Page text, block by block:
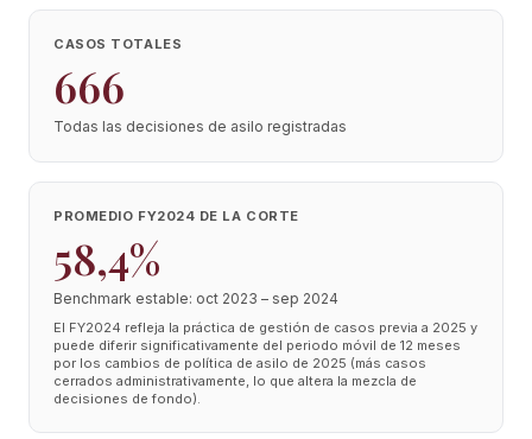
CASOS TOTALES
666
Todas las decisiones de asilo registradas
PROMEDIO FY2024 DE LA CORTE
58,4%
Benchmark estable: oct 2023 – sep 2024
El FY2024 refleja la práctica de gestión de casos previa a 2025 y
puede diferir significativamente del periodo móvil de 12 meses
por los cambios de política de asilo de 2025 (más casos
cerrados administrativamente, lo que altera la mezcla de
decisiones de fondo).